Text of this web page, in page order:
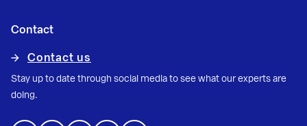
Contact
Contact us
Stay up to date through social media to see what our experts are
doing.